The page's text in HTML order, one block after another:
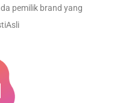
pemilik brand yang